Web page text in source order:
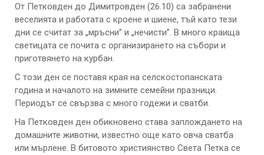
От Петковден до Димитровден (26.10) са забранени
веселията и работата с кроене и шиене, тъй като тези
дни се считат за „мръсни” и „нечисти”. В много краища
светицата се почита с организирането на събори и
приготвянето на курбан.
С този ден се поставя края на селскостопанската
година и началото на зимните семейни празници.
Периодът се свързва с много годежи и сватби.
На Петковден ден обикновено става заплождането на
домашните животни, известно още като овча сватба
или мърлене. В битовото християнство Света Петка се